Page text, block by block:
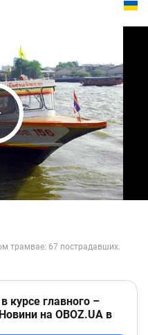
Video
курсе главного –
на OBOZ.UA в